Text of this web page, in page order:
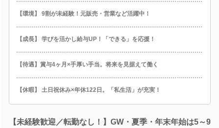
【環境】 9割が未経験！元販売・営業など活躍中！
【成長】 学びを活かし給与UP！「できる」を応援！
【待遇】賞与4ヶ月×手厚い手当。将来を見据えて働く
【休暇】 土日祝休み×年休122日。「私生活」が充実！
【未経験歓迎／転勤なし！】GW・夏季・年末年始は5～9